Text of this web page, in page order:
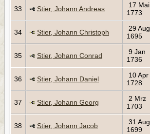
33 Stier, Johann Andreas
17 Mai
1773
34 Stier, Johann Christoph
29 Aug
1695
35 Stier, Johann Conrad
9 Jan
1736
36 Stier, Johann Daniel
10 Apr
1728
37 Stier, Johann Georg
2 Mrz
1703
38 Stier, Johann Jacob
31 Aug
1699